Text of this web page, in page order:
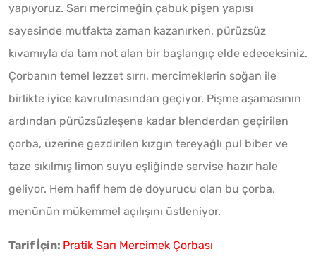
yapıyoruz. Sarı mercimeğin çabuk pişen yapısı
sayesinde mutfakta zaman kazanırken, pürüzsüz
kıvamıyla da tam not alan bir başlangıç elde edeceksiniz.
Çorbanın temel lezzet sırrı, mercimeklerin soğan ile
birlikte iyice kavrulmasından geçiyor. Pişme aşamasının
ardından pürüzsüzleşene kadar blenderdan geçirilen
çorba, üzerine gezdirilen kızgın tereyağlı pul biber ve
taze sıkılmış limon suyu eşliğinde servise hazır hale
geliyor. Hem hafif hem de doyurucu olan bu çorba,
menünün mükemmel açılışını üstleniyor.
Tarif İçin: Pratik Sarı Mercimek Çorbası